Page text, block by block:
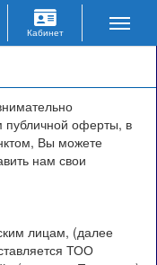
публичной оферты, в
Вы можете
нам свои
лицам, (далее
ТОО